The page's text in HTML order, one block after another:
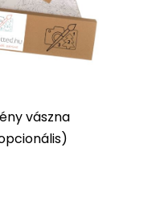
vászna